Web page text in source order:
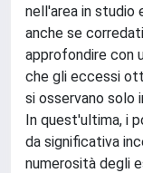
nell'area in studio
anche se
approfondire con
che gli eccessi
si osservano solo
In quest'ultima, i
da significativa
numerosità degli